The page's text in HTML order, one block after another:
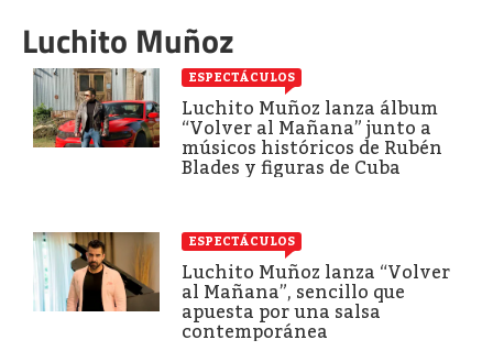
Luchito Muñoz
ESPECTÁCULOS
Luchito Muñoz lanza álbum
“Volver al Mañana” junto a
músicos históricos de Rubén
Blades y figuras de Cuba
ESPECTÁCULOS
Luchito Muñoz lanza “Volver
al Mañana”, sencillo que
apuesta por una salsa
contemporánea